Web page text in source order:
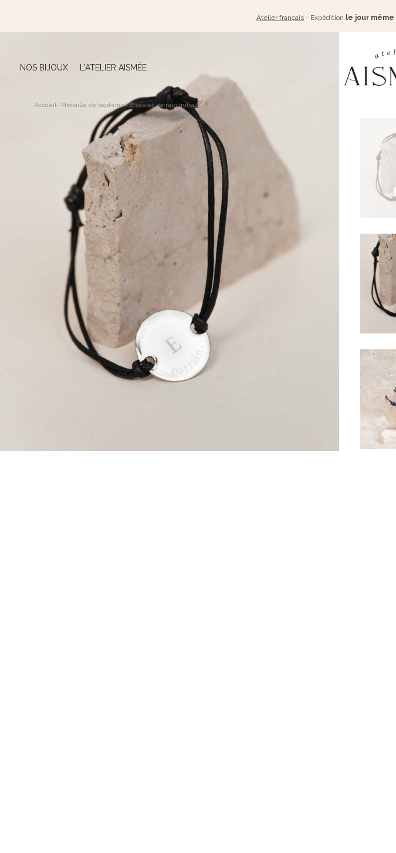
Atelier français - Expédition le jour même
NOS BIJOUX L'ATELIER AISMÉE
Accueil- Médaille de baptême- Bracelet parrain initiale